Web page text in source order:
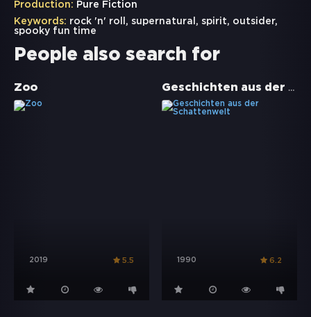
Production: Pure Fiction
Keywords: rock 'n' roll , supernatural , spirit, outsider,
spooky fun time
People also search for
Zoo
2019 5.5
Geschichten aus der Schattenwelt
1990 6.2